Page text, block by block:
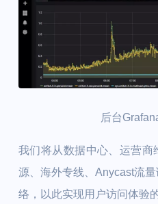
后台
我们将从数据中心、运营商
源、海外专线、Anycast流
络，以此实现用户访问体验